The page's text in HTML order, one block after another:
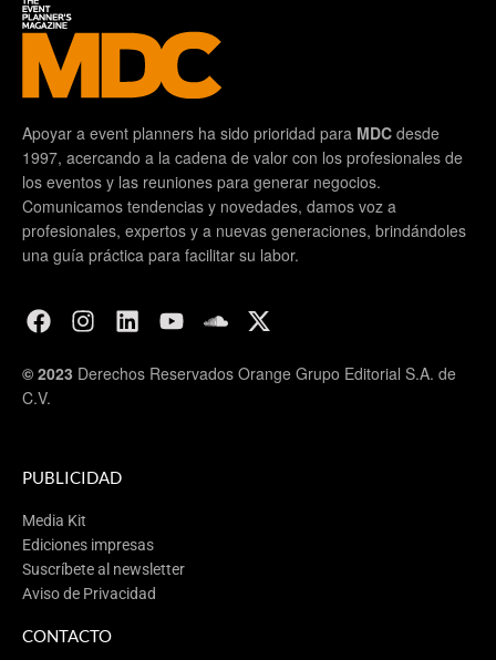
Apoyar a event planners ha sido prioridad para MDC desde
1997, acercando a la cadena de valor con los profesionales de
los eventos y las reuniones para generar negocios.
Comunicamos tendencias y novedades, damos voz a
profesionales, expertos y a nuevas generaciones, brindándoles
una guía práctica para facilitar su labor.
© 2023 Derechos Reservados Orange Grupo Editorial S.A. de
C.V.
PUBLICIDAD
Media Kit
Ediciones impresas
Suscríbete al newsletter
Aviso de Privacidad
CONTACTO